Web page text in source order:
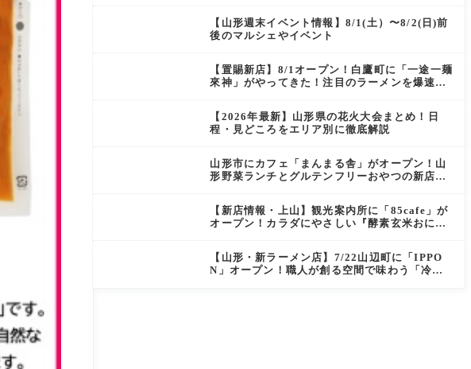
【山形週末イベント情報】8/1(土）〜8/2(日)前
後のマルシェやイベント
【置賜新店】8/1オープン！白鷹町に「一途一麺
來神」がやってきた！注目のラーメンを爆速実
【2026年最新】山形県の花火大会まとめ！日
程・見どころをエリア別に徹底解説
山形市にカフェ「まんまる舎」がオープン！山
形野菜ランチとグルテンフリーおやつの新店情
【新店情報・上山】観光案内所に「85cafe」が
オープン！カラダにやさしい『酵素玄米おにぎ
【山形・新ラーメン店】7/22山辺町に「IPPO
N」オープン！職人が創る空間で味わう「冷た